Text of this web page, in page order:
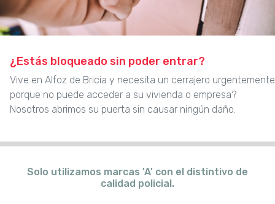
¿Estás bloqueado sin poder entrar?
Vive en Alfoz de Bricia y necesita un cerrajero urgentemente
porque no puede acceder a su vivienda o empresa?
Nosotros abrimos su puerta sin causar ningún daño.
Solo utilizamos marcas 'A' con el distintivo de
calidad policial.